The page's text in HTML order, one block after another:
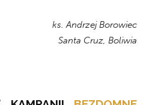
ks. Andrzej Borowiec
Santa Cruz, Boliwia